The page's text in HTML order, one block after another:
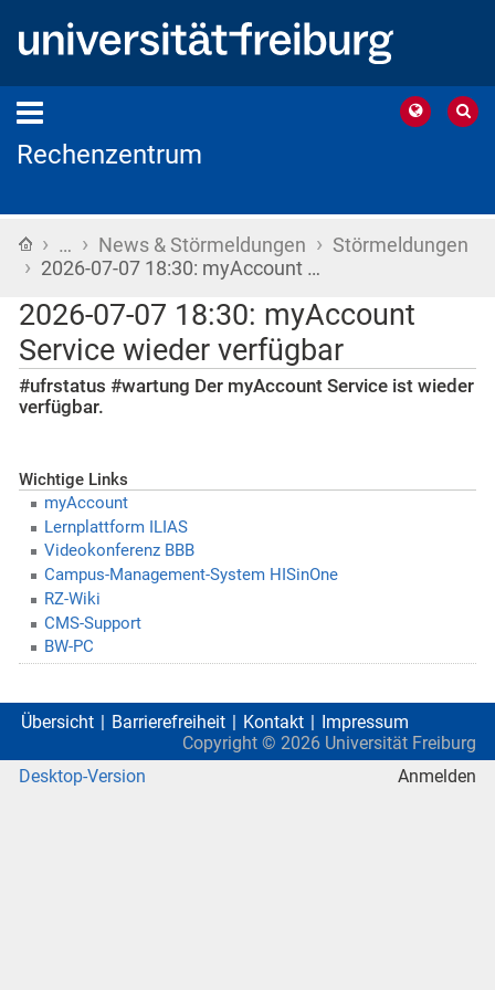
Rechenzentrum
Startseite
› … › News & Störmeldungen › Störmeldungen
› 2026-07-07 18:30: myAccount …
2026-07-07 18:30: myAccount
Service wieder verfügbar
#ufrstatus #wartung Der myAccount Service ist wieder
verfügbar.
Wichtige Links
myAccount
Lernplattform ILIAS
Videokonferenz BBB
Campus-Management-System HISinOne
RZ-Wiki
CMS-Support
BW-PC
Übersicht Barrierefreiheit Kontakt
Impressum
Copyright © 2026 Universität Freiburg
Desktop-Version
Anmelden